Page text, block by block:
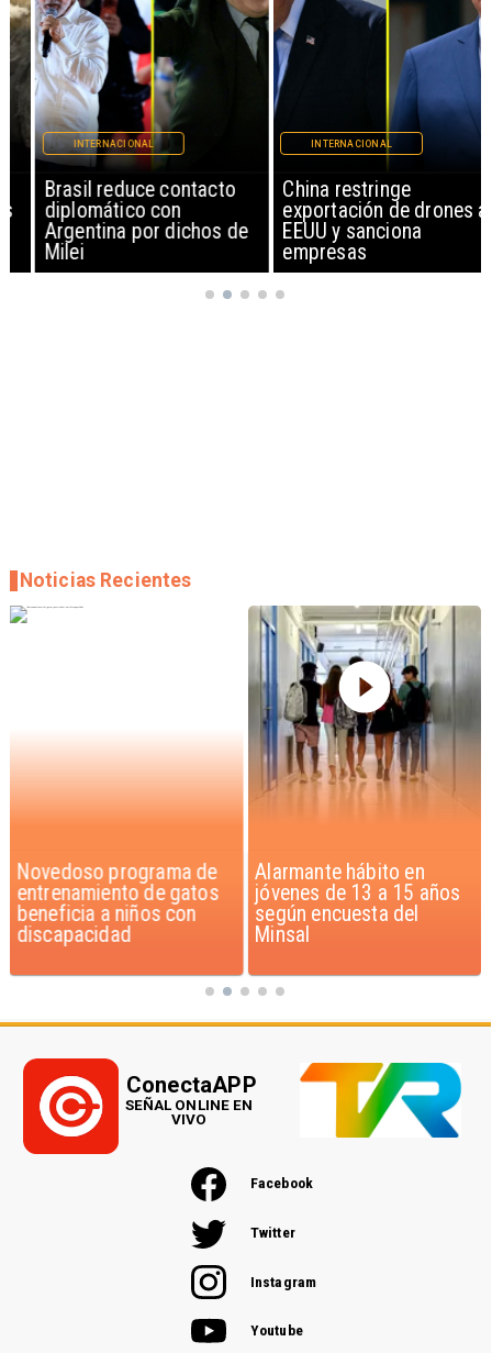
Brasil reduce contacto
diplomático con
Argentina por dichos de
Milei
INTERNACIONAL
China restringe
exportación de drones a
EEUU y sanciona
empresas
INTERNACIONAL
Novedoso programa de
entrenamiento de gatos
beneficia a niños con
discapacidad
Alarmante hábito en
jóvenes de 13 a 15 años
según encuesta del
Minsal
Noticias Recientes
Facebook
Twitter
Instagram
Youtube
ConectaAPP
SEÑAL ONLINE EN
VIVO